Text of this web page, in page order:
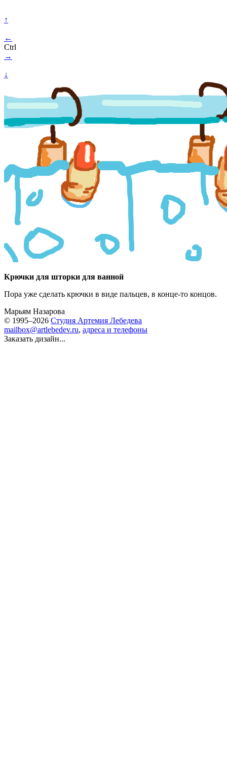
↑
←
Ctrl
→
↓
Крючки для шторки для ванной
Пора уже сделать крючки в виде пальцев, в конце-то концов.
Марьям Назарова
© 1995–2026 Студия Артемия Лебедева
mailbox@artlebedev.ru, адреса и телефоны
Заказать дизайн...